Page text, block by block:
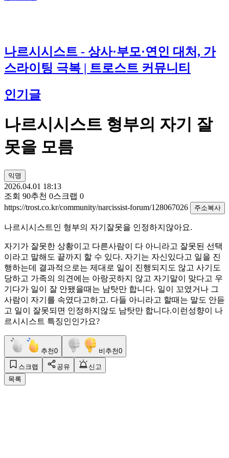
나르시시스트 - 상사·부모·연인 대처, 가
스라이팅 극복 | 트로스트 커뮤니티
인기글
나르시시스트 형부의 자기 잘
못을 모름
익명
2026.04.01 18:13
조회 90추천 0스크랩 0
https://trost.co.kr/community/narcissist-forum/128067026
주소복사
나르시시스트인 형부의 자기잘못을 인정하지않아요.
자기가 잘못한 상황이고 다른사람이 다 아니라고 잘못된 선택
이라고 말해도 끝까지 할 수 있다. 자기는 자신있다고 일을 진
행하는데 결과적으로는 제대로 일이 진행되지도 않고 사기도
당하고 가족의 의견에는 아랑곳하지 않고 자기말이 맞다고 우
기다가 일이 잘 안됐을때는 남탓만 합니다. 일이 꼬였거나 그
사람이 자기를 속였다고하고. 다들 아니라고 할때는 말도 안듣
고 일이 잘못되면 인정하지않도 남탓만 합니다.이런성향이 나
르시시스트 특징인인가요?
추천0 비추천0
스크랩 공유
신고
목록